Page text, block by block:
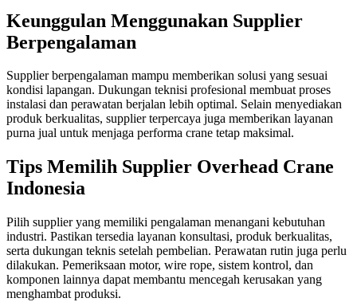
Keunggulan Menggunakan Supplier
Berpengalaman
Supplier berpengalaman mampu memberikan solusi yang sesuai
kondisi lapangan. Dukungan teknisi profesional membuat proses
instalasi dan perawatan berjalan lebih optimal. Selain menyediakan
produk berkualitas, supplier terpercaya juga memberikan layanan
purna jual untuk menjaga performa crane tetap maksimal.
Tips Memilih Supplier Overhead Crane
Indonesia
Pilih supplier yang memiliki pengalaman menangani kebutuhan
industri. Pastikan tersedia layanan konsultasi, produk berkualitas,
serta dukungan teknis setelah pembelian. Perawatan rutin juga perlu
dilakukan. Pemeriksaan motor, wire rope, sistem kontrol, dan
komponen lainnya dapat membantu mencegah kerusakan yang
menghambat produksi.